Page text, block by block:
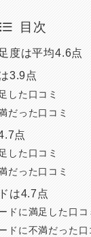
目次
度は平均4.6点
3.9点
した口コミ
だった口コミ
点
した口コミ
だった口コミ
は4.7点
ドに満足した口コ
ドに不満だった口